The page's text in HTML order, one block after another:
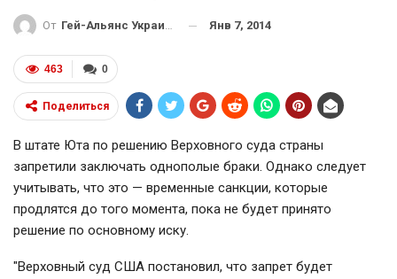
От Гей-Альянс Украина Янв 7, 2014
0
463
Поделиться
В штате Юта по решению Верховного суда страны
запретили заключать однополые браки. Однако следует
учитывать, что это — временные санкции, которые
продлятся до того момента, пока не будет принято
решение по основному иску.
"Верховный суд США постановил, что запрет будет